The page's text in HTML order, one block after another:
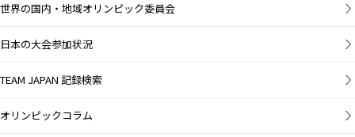
世界の国内・地域オリンピック委員会
日本の大会参加状況
TEAM JAPAN 記録検索
オリンピックコラム